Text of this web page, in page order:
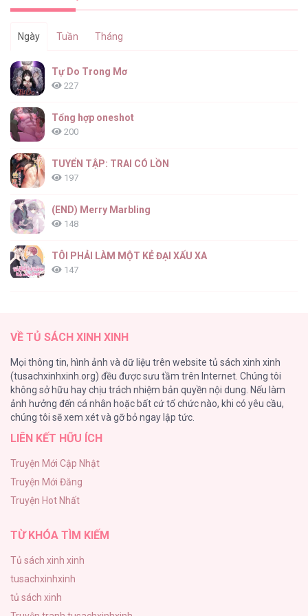
ONESHORT BÁI THIẾN [...] – Chap 134.2
ONESHORT BÁI THIẾN [...] – Chap 133.6
Ngày Tuần Tháng
Tự Do Trong Mơ
227
Tổng hợp oneshot
200
TUYỂN TẬP: TRAI CÓ LỒN
197
(END) Merry Marbling
148
TÔI PHẢI LÀM MỘT KẺ ĐẠI XẤU XA
147
116
Làm vị cứu tinh thật dễ dàng
113
|END| Định Tên Mối Quan Hệ
Phạm Luật
106
VỀ TỦ SÁCH XINH XINH
Mọi thông tin, hình ảnh và dữ liệu trên website tủ sách xinh xinh
(tusachxinhxinh.org) đều được sưu tầm trên Internet. Chúng tôi
không sở hữu hay chịu trách nhiệm bản quyền nội dung. Nếu làm
ảnh hưởng đến cá nhân hoặc bất cứ tổ chức nào, khi có yêu cầu,
chúng tôi sẽ xem xét và gỡ bỏ ngay lập tức.
LIÊN KẾT HỮU ÍCH
Truyện Mới Cập Nhật
Truyện Mới Đăng
Truyện Hot Nhất
TỪ KHÓA TÌM KIẾM
Tủ sách xinh xinh
tusachxinhxinh
tủ sách xinh